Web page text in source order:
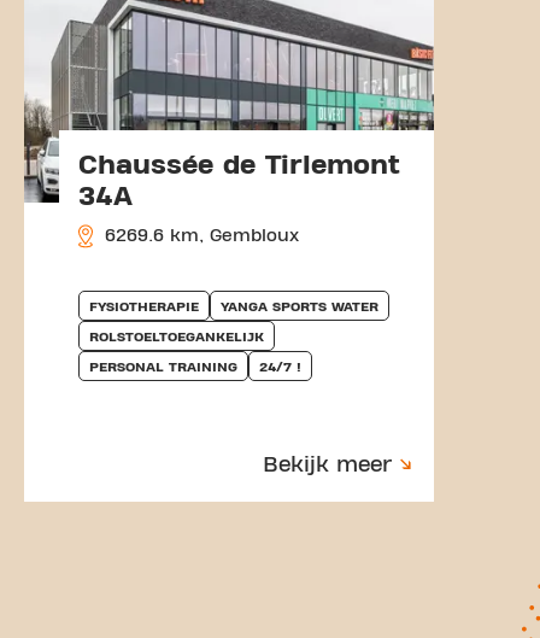
Chaussée de Tirlemont
34A
6269.6 km, Gembloux
FYSIOTHERAPIE YANGA SPORTS WATER
ROLSTOELTOEGANKELIJK
PERSONAL TRAINING 24/7 !
Bekijk meer